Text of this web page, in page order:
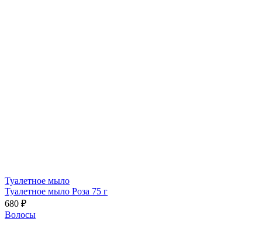
Туалетное мыло
Туалетное мыло Роза 75 г
680 ₽
Волосы